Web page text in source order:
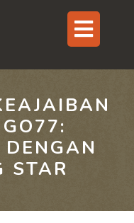
STAR